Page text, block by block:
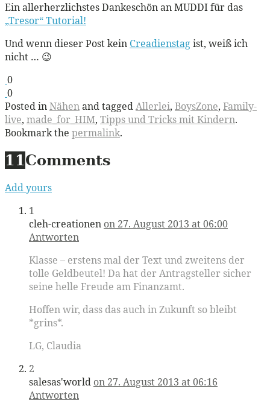
Ein allerherzlichstes Dankeschön an MUDDI für das
„Tresor“ Tutorial!
Und wenn dieser Post kein Creadienstagist, weiß ich
nicht … 😉
0
0
Posted inNähenand taggedAllerlei, BoysZone, Family-
live, made_for_HIM, Tipps und Tricks mit Kindern.
Bookmark the permalink.
11 Comments
Add yours
1
cleh-creationen on 27. August 2013 at 06:00
Antworten
Klasse – erstens mal der Text und zweitens der
tolle Geldbeutel! Da hat der Antragsteller sicher
seine helle Freude am Finanzamt.
Hoffen wir, dass das auch in Zukunft so bleibt
*grins*.
LG, Claudia
2
salesas'world on 27. August 2013 at 06:16
Antworten